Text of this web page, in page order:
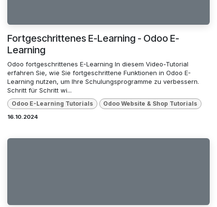
Fortgeschrittenes E-Learning - Odoo E-
Learning
Odoo fortgeschrittenes E-Learning In diesem Video-Tutorial
erfahren Sie, wie Sie fortgeschrittene Funktionen in Odoo E-
Learning nutzen, um Ihre Schulungsprogramme zu verbessern.
Schritt für Schritt wi...
Odoo E-Learning Tutorials Odoo Website & Shop Tutorials
16.10.2024